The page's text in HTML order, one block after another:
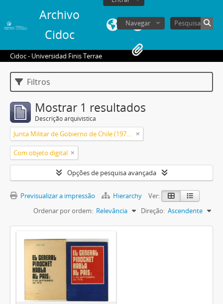
Archivo
Cidoc
Navegar
Cidoc - Universidad Finis Terrae
Filtros
Mostrar 1 resultados
Descrição arquivística
Junta Militar de Gobierno de Chile (1973-1990)
Com objeto digital
Opções de pesquisa avançada
Previsualizar a impressão Hierarchy
Ver:
Ordenar por ordem: Relevância Direção: Ascendente